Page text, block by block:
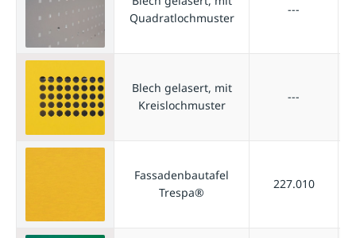
Quadratlochmuster
---
Blech gelasert, mit
Kreislochmuster
---
Fassadenbautafel
Trespa®
227.010